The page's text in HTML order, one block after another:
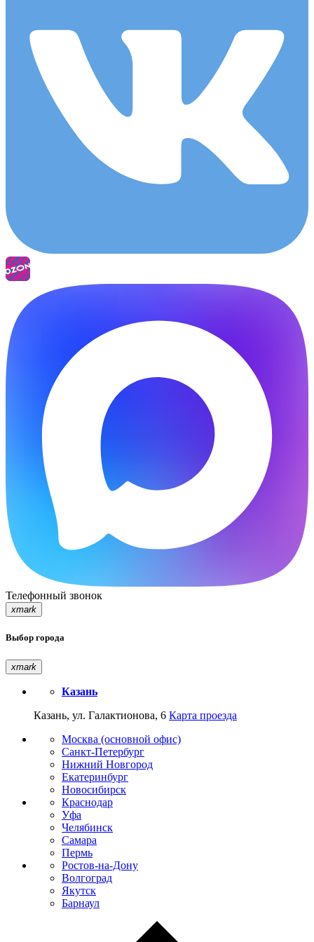
Телефонный звонок
xmark
Выбор города
xmark
Казань
Казань, ул. Галактионова, 6 Карта проезда
Москва (основной офис)
Санкт-Петербург
Нижний Новгород
Екатеринбург
Новосибирск
Краснодар
Уфа
Челябинск
Самара
Пермь
Ростов-на-Дону
Волгоград
Якутск
Барнаул